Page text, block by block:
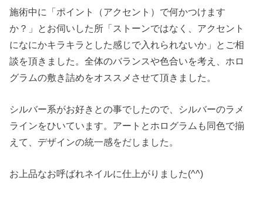
施術中に「ポイント（アクセント）で何かつけます
か？」とお伺いした所「ストーンではなく、アクセント
になにかキラキラとした感じで入れられないか」とご相
談を頂きました。全体のバランスや色合いを考え、ホロ
グラムの敷き詰めをオススメさせて頂きました。
シルバー系がお好きとの事でしたので、シルバーのラメ
ラインをひいています。アートとホログラムも同色で揃
えて、デザインの統一感をだしました。
お上品なお呼ばれネイルに仕上がりました(^^)